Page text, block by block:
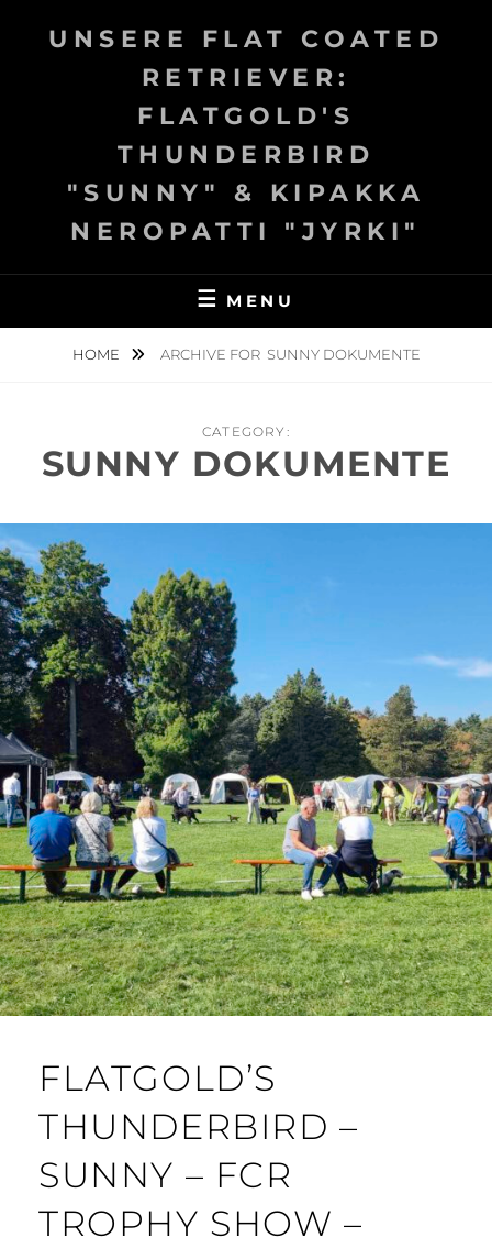
UNSERE FLAT COATED
RETRIEVER:
FLATGOLD'S
THUNDERBIRD
"SUNNY" & KIPAKKA
NEROPATTI "JYRKI"
MENU
HOME ARCHIVE FOR SUNNY DOKUMENTE
CATEGORY:
SUNNY DOKUMENTE
FLATGOLD’S
THUNDERBIRD –
SUNNY – FCR
TROPHY SHOW –